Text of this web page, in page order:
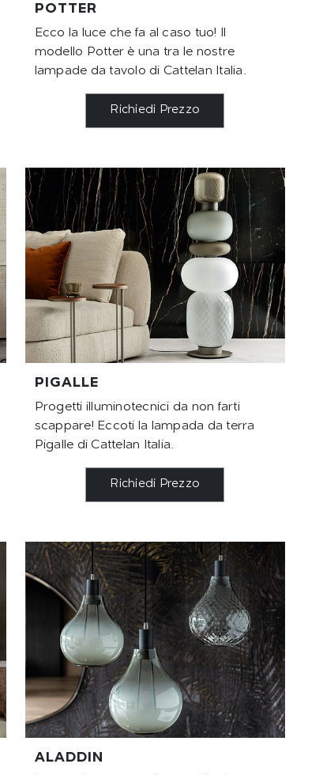
POTTER
Ecco la luce che fa al caso tuo! Il
modello Potter è una tra le nostre
lampade da tavolo di Cattelan Italia.
Richiedi Prezzo
PIGALLE
Progetti illuminotecnici da non farti
scappare! Eccoti la lampada da terra
Pigalle di Cattelan Italia.
Richiedi Prezzo
ALADDIN